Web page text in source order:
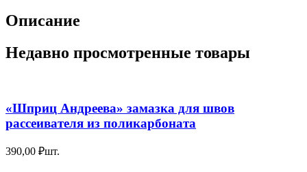
Описание
Недавно просмотренные товары
«Шприц Андреева» замазка для швов
рассеивателя из поликарбоната
390,00 ₽шт.